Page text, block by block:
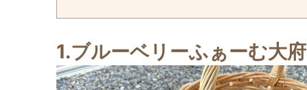
1.ブルーベリーふぁーむ大府